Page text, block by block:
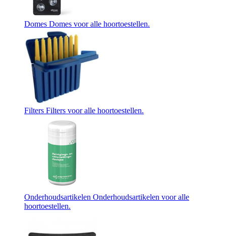
Domes Domes voor alle hoortoestellen.
Filters Filters voor alle hoortoestellen.
Onderhoudsartikelen Onderhoudsartikelen voor alle
hoortoestellen.